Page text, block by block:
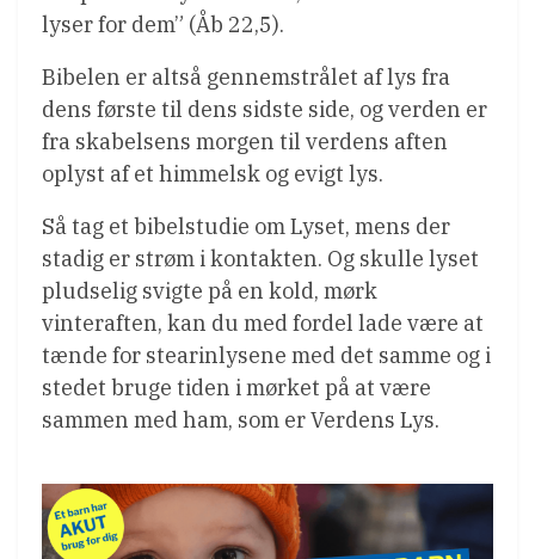
lyser for dem” (Åb 22,5).
Bibelen er altså gennemstrålet af lys fra
dens første til dens sidste side, og verden er
fra skabelsens morgen til verdens aften
oplyst af et himmelsk og evigt lys.
Så tag et bibelstudie om Lyset, mens der
stadig er strøm i kontakten. Og skulle lyset
pludselig svigte på en kold, mørk
vinteraften, kan du med fordel lade være at
tænde for stearinlysene med det samme og i
stedet bruge tiden i mørket på at være
sammen med ham, som er Verdens Lys.